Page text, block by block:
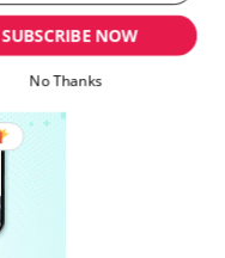
SUBSCRIBE NOW
No Thanks